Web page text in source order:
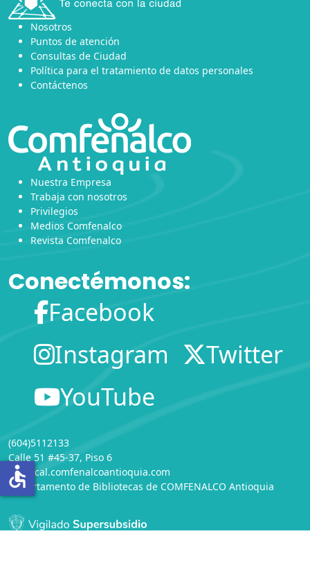
Nosotros
Puntos de atención
Consultas de Ciudad
Política para el tratamiento de datos personales
Contáctenos
Nuestra Empresa
Trabaja con nosotros
Privilegios
Medios Comfenalco
Revista Comfenalco
Conectémonos:
Facebook
Instagram
Twitter
YouTube
(604)5112133
Calle 51 #45-37, Piso 6
infolocal.comfenalcoantioquia.com
Departamento de Bibliotecas de COMFENALCO Antioquia
accessible